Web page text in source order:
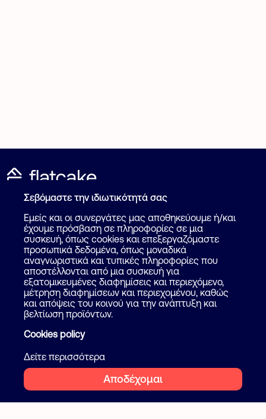
Καταχώρηση Αγγελίας Για επαγγελματίες
Πως λειτουργεί Βοήθεια
Επικοινωνία Ψάξε επαγγελματία
Blog
2026 Flatcake. All rights reserved
Όροι και προϋποθέσεις
Ιδιωτικότητα
Cookies
Ακολουθήστε μας
Σεβόμαστε την ιδιωτικότητά σας
Εμείς και οι συνεργάτες μας αποθηκεύουμε ή/και
έχουμε πρόσβαση σε πληροφορίες σε μια
συσκευή, όπως cookies και επεξεργαζόμαστε
προσωπικά δεδομένα, όπως μοναδικά
αναγνωριστικά και τυπικές πληροφορίες που
αποστέλλονται από μια συσκευή για
εξατομικευμένες διαφημίσεις και περιεχόμενο,
μέτρηση διαφημίσεων και περιεχομένου, καθώς
και απόψεις του κοινού για την ανάπτυξη και
βελτίωση προϊόντων.
Cookies policy
Δείτε περισσότερα
Αποδέχομαι